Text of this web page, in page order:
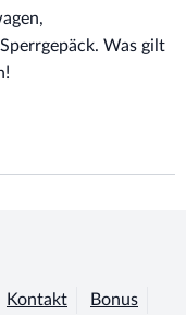
Was gilt
Kontakt Bonus